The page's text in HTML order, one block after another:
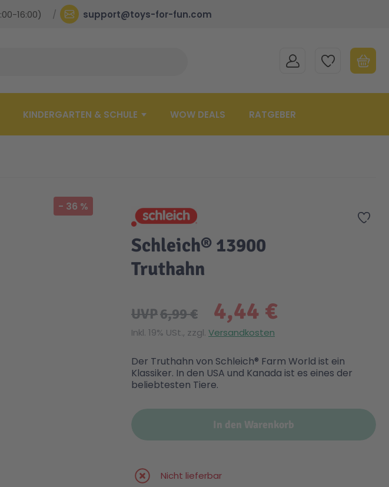
16:00) support@toys-for-fun.com
MEIN KONTOMEINE WUNSCHLISTE
KINDERGARTEN & SCHULE WOW DEALS RATGEBER
- 36 %
Zur
Schleich® 13900
Truthahn
4,44 €
UVP6,99 €
Inkl. 19% USt., zzgl. Versandkosten
Der Truthahn von Schleich® Farm World ist ein
Klassiker. In den USA und Kanada ist es eines der
beliebtesten Tiere.
In den Warenkorb
Nicht lieferbar